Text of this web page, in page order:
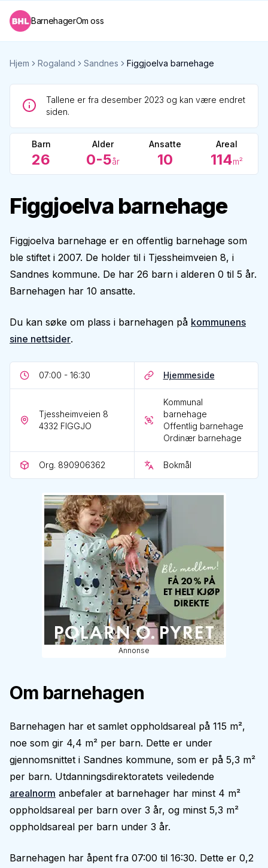
BarnehagerOm oss
Hjem Rogaland Sandnes Figgjoelva barnehage
Tallene er fra desember 2023 og kan være endret
siden.
Barn
26
Alder
0-5år
Ansatte
10
Areal
114m²
Figgjoelva barnehage
Figgjoelva barnehage er en offentlig barnehage som
ble stiftet i 2007. De holder til i Tjessheimveien 8, i
Sandnes kommune. De har 26 barn i alderen 0 til 5 år.
Barnehagen har 10 ansatte.
Du kan søke om plass i barnehagen på kommunens
sine nettsider.
07:00 - 16:30 Hjemmeside
Tjessheimveien 8
4332 FIGGJO
Kommunal
barnehage
Offentlig barnehage
Ordinær barnehage
Org. 890906362 Bokmål
Annonse
Om barnehagen
Barnehagen har et samlet oppholdsareal på 115 m²,
noe som gir 4,4 m² per barn. Dette er under
gjennomsnittet i Sandnes kommune, som er på 5,3 m²
per barn. Utdanningsdirektoratets veiledende
arealnorm anbefaler at barnehager har minst 4 m²
oppholdsareal per barn over 3 år, og minst 5,3 m²
oppholdsareal per barn under 3 år.
Barnehagen har åpent fra 07:00 til 16:30. Dette er 0,2